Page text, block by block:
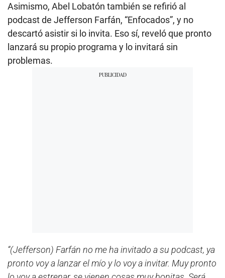
Asimismo, Abel Lobatón también se refirió al
podcast de Jefferson Farfán, “Enfocados”, y no
descartó asistir si lo invita. Eso sí, reveló que pronto
lanzará su propio programa y lo invitará sin
problemas.
“(Jefferson) Farfán no me ha invitado a su podcast, ya
pronto voy a lanzar el mío y lo voy a invitar. Muy pronto